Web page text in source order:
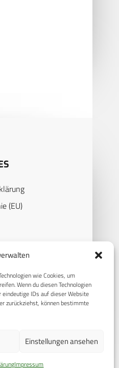
wie Cookies, um
Wenn du diesen Technologien
IDs auf dieser Website
zurückziehst, können bestimmte
Einstellungen ansehen
Impressum
(EU)